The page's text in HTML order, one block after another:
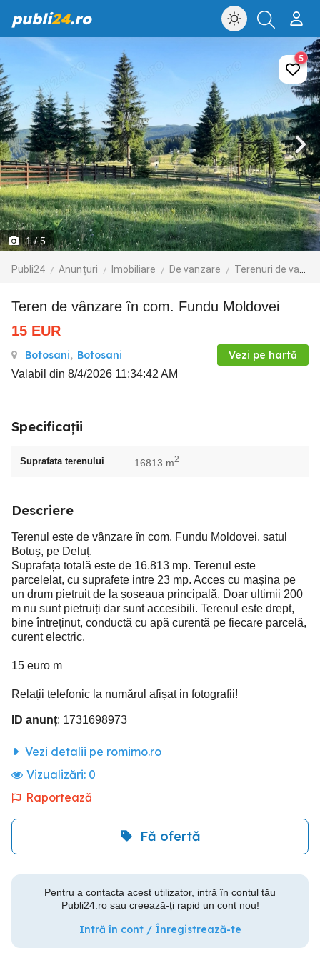
publi24.ro
1/ 5
Publi24 Anunțuri Imobiliare De vanzare Terenuri de vanzare
5
Teren de vânzare în com. Fundu Moldovei
15 EUR
Botosani, Botosani Vezi pe hartă
Valabil din 8/4/2026 11:34:42 AM
Specificații
Suprafata terenului 16813 m2
Descriere
Terenul este de vânzare în com. Fundu Moldovei, satul
Botuș, pe Deluț.
Suprafața totală este de 16.813 mp. Terenul este
parcelelat, cu suprafete intre 23 mp. Acces cu mașina pe
un drum pietruit de la șoseaua principală. Doar ultimii 200
m nu sunt pietruiți dar sunt accesibili. Terenul este drept,
bine întreținut, conductă cu apă curentă pe fiecare parcelă,
curent electric.
15 euro m
Relații telefonic la numărul afișat in fotografii!
ID anunț: 1731698973
Vezi detalii pe romimo.ro
Vizualizări: 0
Raportează
Fă ofertă
Pentru a contacta acest utilizator, intră în contul tău
Publi24.ro sau creează-ți rapid un cont nou!
Intră în cont / Înregistrează-te